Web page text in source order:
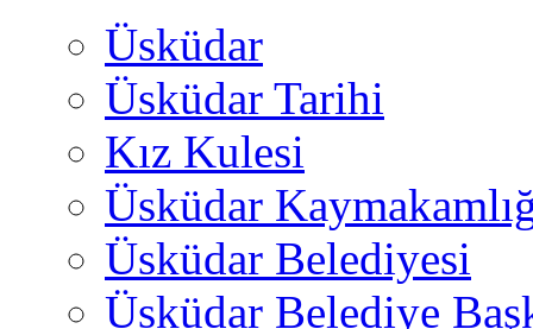
Üsküdar
Üsküdar Tarihi
Kız Kulesi
Üsküdar
Üsküdar Belediyesi
Üsküdar Belediye